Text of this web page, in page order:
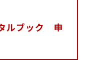
ルブック 申